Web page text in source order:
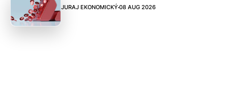
JURAJ EKONOMICKÝ 08 AUG 2026